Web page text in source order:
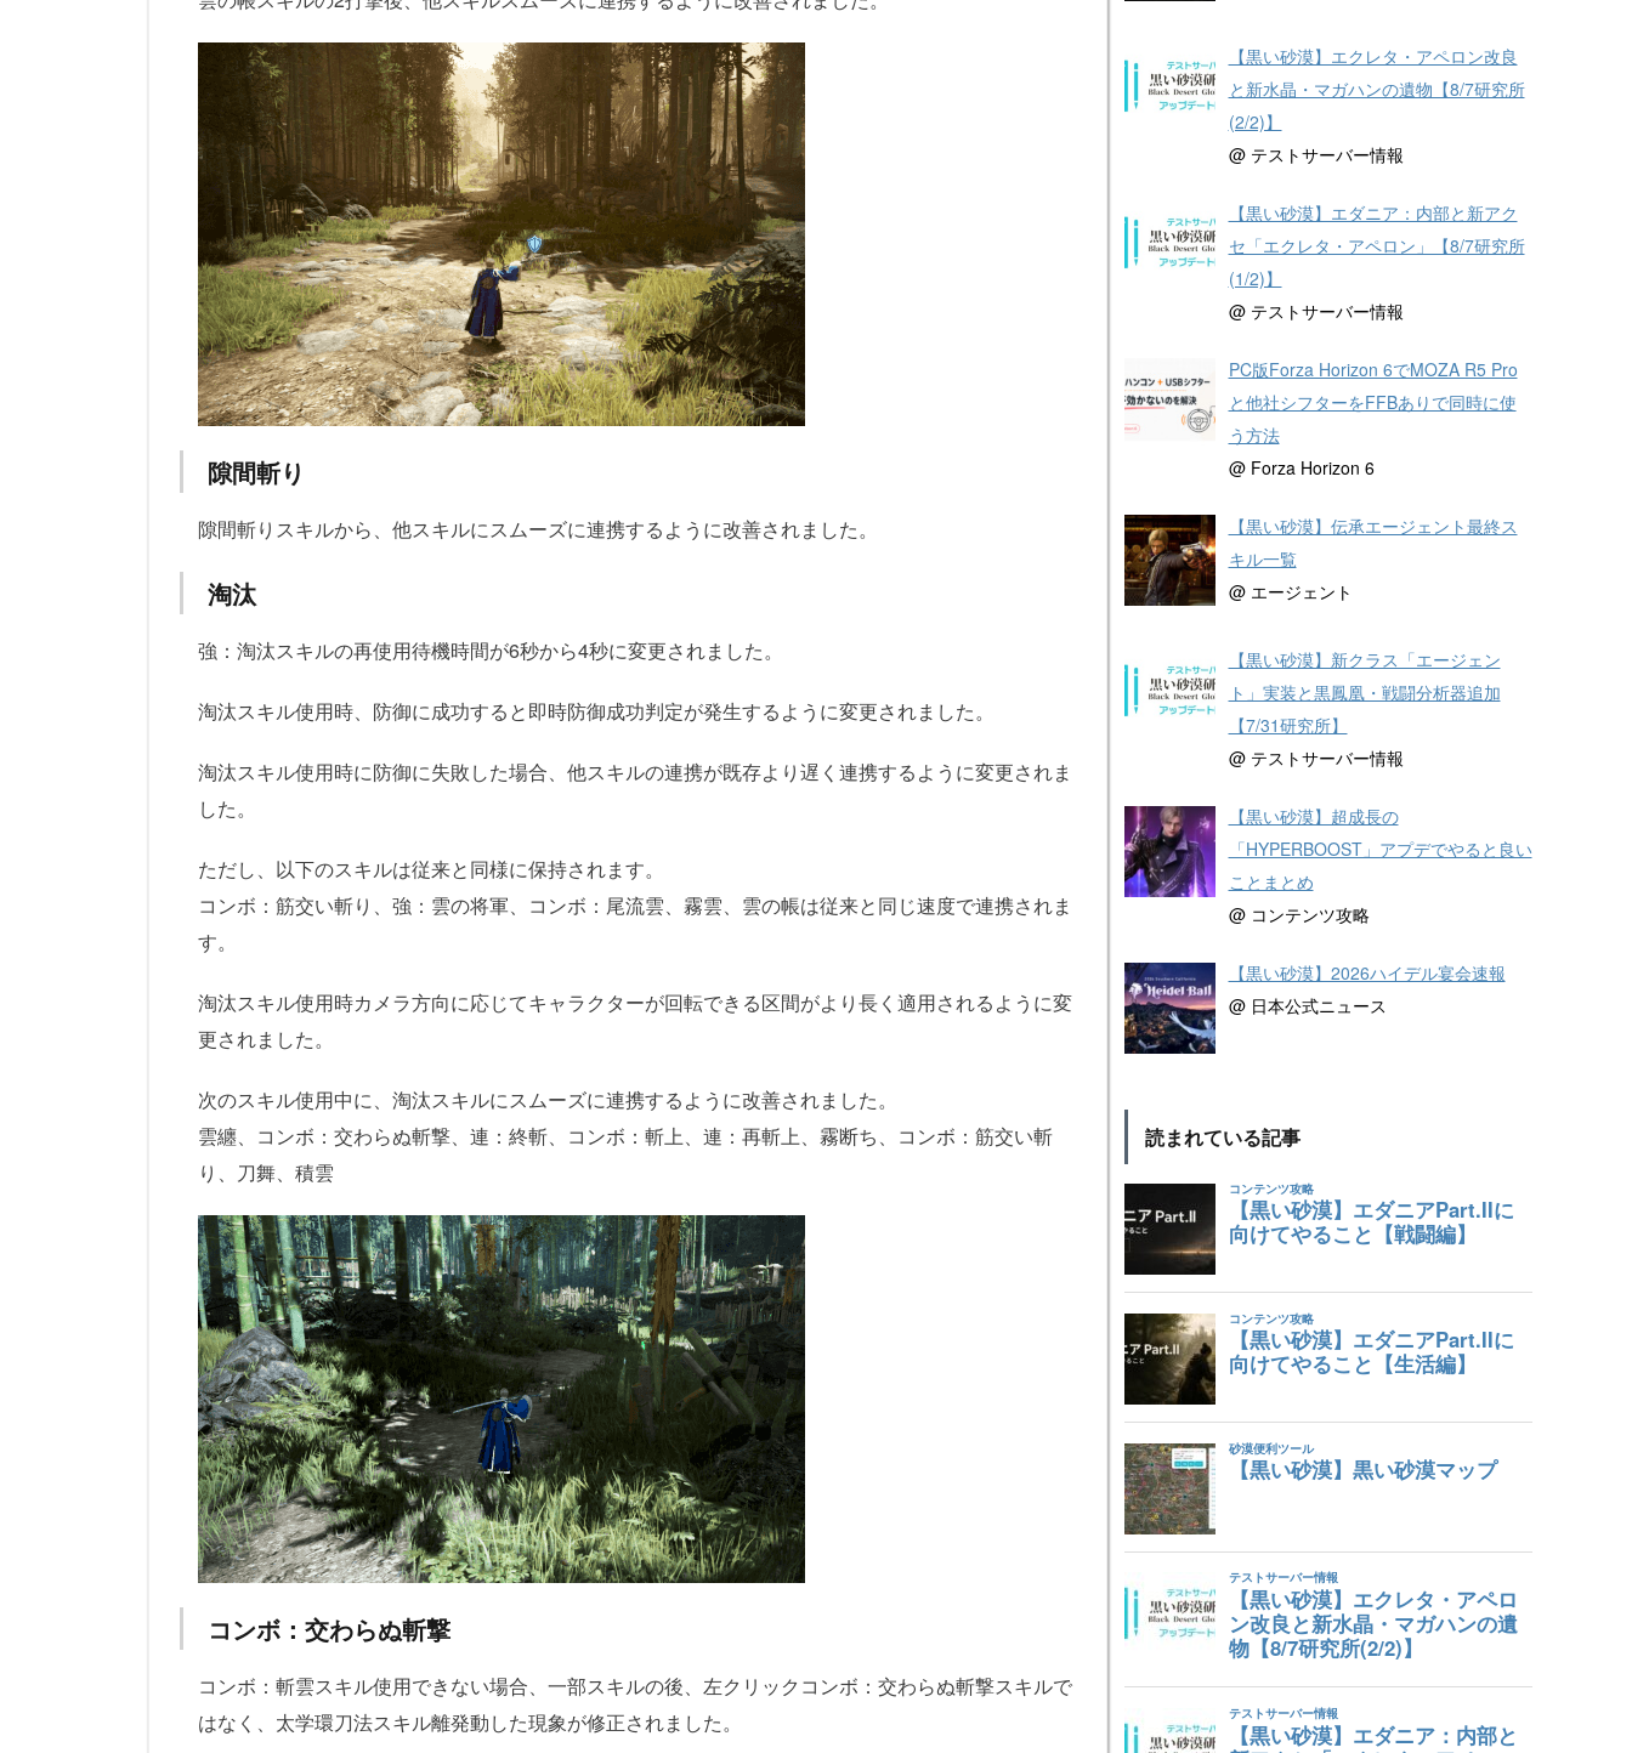
隙間斬り
隙間斬りスキルから、他スキルにスムーズに連携するように改善されました。
淘汰
強：淘汰スキルの再使用待機時間が6秒から4秒に変更されました。
淘汰スキル使用時、防御に成功すると即時防御成功判定が発生するように変更されました。
淘汰スキル使用時に防御に失敗した場合、他スキルの連携が既存より遅く連携するように変更されま
した。
ただし、以下のスキルは従来と同様に保持されます。
コンボ：筋交い斬り、強：雲の将軍、コンボ：尾流雲、霧雲、雲の帳は従来と同じ速度で連携されま
す。
淘汰スキル使用時カメラ方向に応じてキャラクターが回転できる区間がより長く適用されるように変
更されました。
次のスキル使用中に、淘汰スキルにスムーズに連携するように改善されました。
雲纏、コンボ：交わらぬ斬撃、連：終斬、コンボ：斬上、連：再斬上、霧断ち、コンボ：筋交い斬
り、刀舞、積雲
コンボ：交わらぬ斬撃
コンボ：斬雲スキル使用できない場合、一部スキルの後、左クリックコンボ：交わらぬ斬撃スキルで
はなく、太学環刀法スキル離発動した現象が修正されました。
【黒い砂漠】エクレタ・アペロン改良
と新水晶・マガハンの遺物【8/7研究所
(2/2)】
@ テストサーバー情報
【黒い砂漠】エダニア：内部と新アク
セ「エクレタ・アペロン」【8/7研究所
(1/2)】
@ テストサーバー情報
PC版Forza Horizon 6でMOZA R5 Pro
と他社シフターをFFBありで同時に使
う方法
@ Forza Horizon 6
【黒い砂漠】伝承エージェント最終ス
キル一覧
@ エージェント
【黒い砂漠】新クラス「エージェン
ト」実装と黒鳳凰・戦闘分析器追加
【7/31研究所】
@ テストサーバー情報
【黒い砂漠】超成長の
「HYPERBOOST」アプデでやると良い
ことまとめ
@ コンテンツ攻略
【黒い砂漠】2026ハイデル宴会速報
@ 日本公式ニュース
読まれている記事